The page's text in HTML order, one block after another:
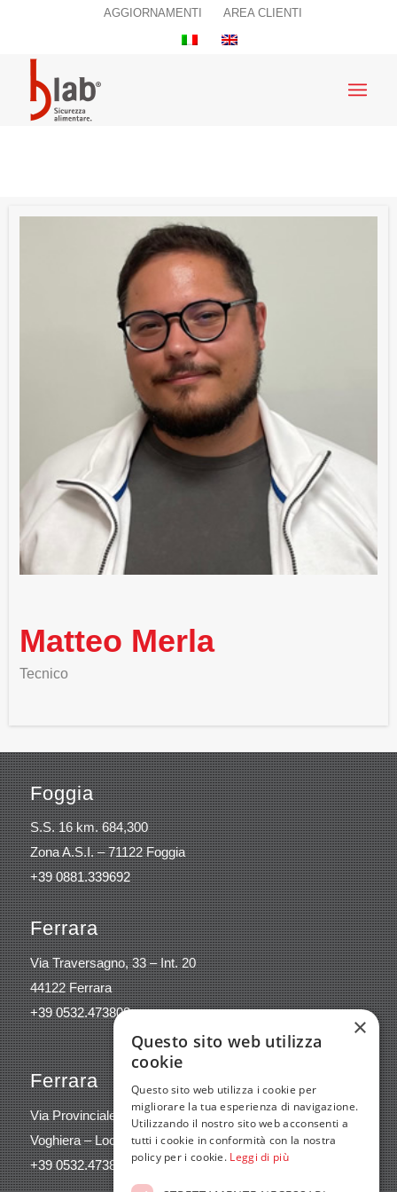
AGGIORNAMENTI AREA CLIENTI
Matteo Merla
Tecnico
Foggia
S.S. 16 km. 684,300
Zona A.S.I. – 71122 Foggia
+39 0881.339692
Ferrara
Via Traversagno, 33 – Int. 20
44122 Ferrara
+39 0532.473808
Ferrara
Via Provinciale 15/A
Voghiera – Località Gualdo 44019 (FE)
+39 0532.473808
×
Questo sito web utilizza
cookie
Questo sito web utilizza i cookie per
migliorare la tua esperienza di navigazione.
Utilizzando il nostro sito web acconsenti a
tutti i cookie in conformità con la nostra
policy per i cookie. Leggi di più